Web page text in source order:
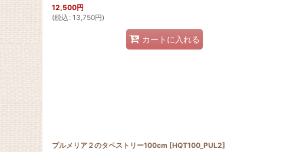
12,500円
(税込 : 13,750円)
カートに入れる
プルメリア２のタペストリー100cm [HQT100_PUL2]